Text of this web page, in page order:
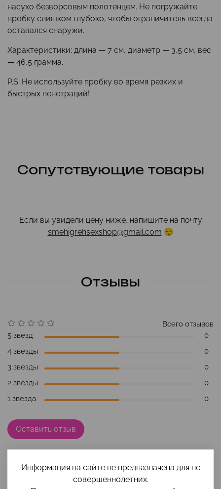
насухо безворсовым полотенцем. Не погружайте
пробку слишком глубоко, чтобы ограничитель всегда
оставался снаружи.
Характеристики: длина — 7 см, диаметр — 3,5 см, вес
— 46,5 грамма.
P.S. Не используйте пробку во время резких и
быстрых пенетраций!
Сопутствующие товары
Если вы увидели цену ниже, напишите на почту
smehigrehsexshop@gmail.com 😌
Отзывы
Всего отзывов
5 звезд
0
4 звезды
0
3 звезды
0
2 звезды
0
1 звезда
0
Оставить отзыв
Информация на сайте не предназначена для не
совершеннолетних.